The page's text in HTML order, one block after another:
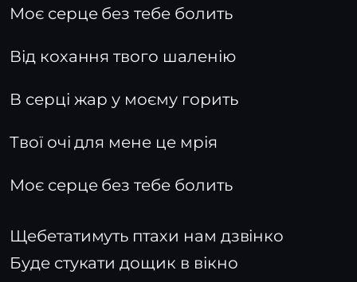
Моє серце без тебе болить
Від кохання твого шаленію
В серці жар у моєму горить
Твої очі для мене це мрія
Моє серце без тебе болить
Щебетатимуть птахи нам дзвінко
Буде стукати дощик в вікно